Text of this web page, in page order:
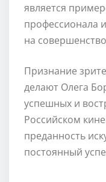
является
профессионала
на
Признание
делают Олега
успешных и
Российском
преданность
постоянный